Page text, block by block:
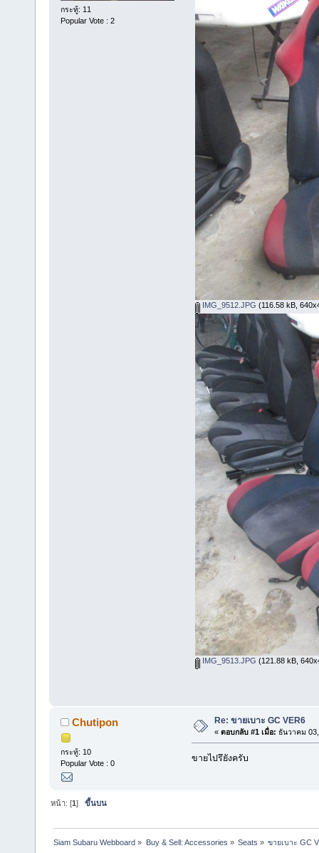
กระทู้: 11
Popular Vote : 2
IMG_9512.JPG (116.58 kB,
IMG_9513.JPG (121.88 kB,
Chutipon
กระทู้: 10
Popular Vote : 0
Re: ขายเบาะ GC VER6
« ตอบกลับ #1 เมื่อ: ธันวาคม
ขายไปรึยังครับ
หน้า: [1]ขึ้นบน
Siam Subaru Webboard » Buy & Sell: Accessories » Seats » ขายเบาะ GC